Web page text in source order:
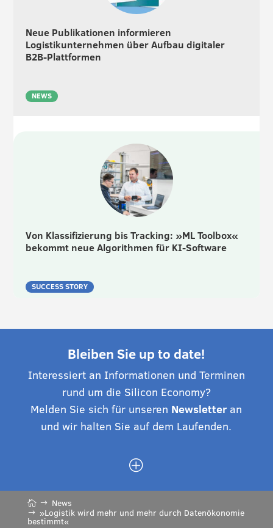
Neue Publikationen informieren
Logistikunternehmen über Aufbau digitaler
B2B-Plattformen
NEWS
Von Klassifizierung bis Tracking: »ML Toolbox«
bekommt neue Algorithmen für KI-Software
SUCCESS STORY
Bleiben Sie up to date!
Interessiert an Informationen und Terminen
rund um die Silicon Economy?
Melden Sie sich für unseren Newsletteran
und wir halten Sie auf dem Laufenden.
P
News
»Logistik wird mehr und mehr durch Datenökonomie
bestimmt«